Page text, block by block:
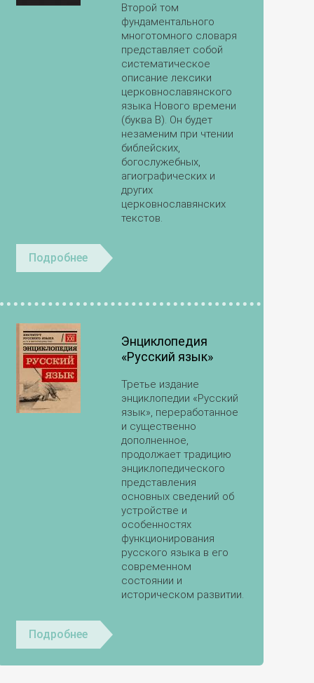
Второй том
фундаментального
многотомного словаря
представляет собой
систематическое
описание лексики
церковнославянского
языка Нового времени
(буква В). Он будет
незаменим при чтении
библейских,
богослужебных,
агиографических и
других
церковнославянских
текстов.
Подробнее
Энциклопедия
«Русский язык»
Третье издание
энциклопедии «Русский
язык», переработанное
и существенно
дополненное,
продолжает традицию
энциклопедического
представления
основных сведений об
устройстве и
особенностях
функционирования
русского языка в его
современном
состоянии и
историческом развитии.
Подробнее